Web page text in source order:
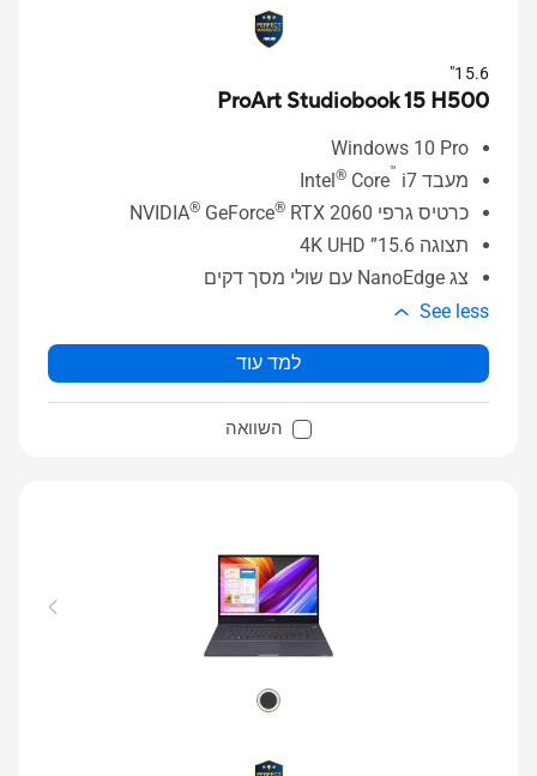
15.6"
ProArt Studiobook 15 H500
Windows 10 Pro
מעבד Intel
® Core™ i7
כרטיס גרפי NVIDIA
® GeForce® RTX 2060
תצוגה 15.6” 4K UHD
צג NanoEdge עם שולי מסך דקים
See less
למד עוד
השוואה